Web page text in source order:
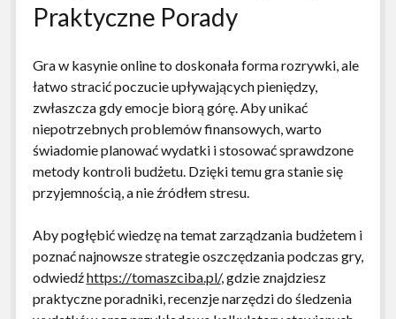
Praktyczne Porady
Gra w kasynie online to doskonała forma rozrywki, ale
łatwo stracić poczucie upływających pieniędzy,
zwłaszcza gdy emocje biorą górę. Aby unikać
niepotrzebnych problemów finansowych, warto
świadomie planować wydatki i stosować sprawdzone
metody kontroli budżetu. Dzięki temu gra stanie się
przyjemnością, a nie źródłem stresu.
Aby pogłębić wiedzę na temat zarządzania budżetem i
poznać najnowsze strategie oszczędzania podczas gry,
odwiedźhttps://tomaszciba.pl/, gdzie znajdziesz
praktyczne poradniki, recenzje narzędzi do śledzenia